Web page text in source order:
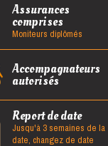
Assurances
comprises
Moniteurs diplômés
Accompagnateurs
autorisés
Report de date
Jusqu'à 3 semaines de la
date, changez de date